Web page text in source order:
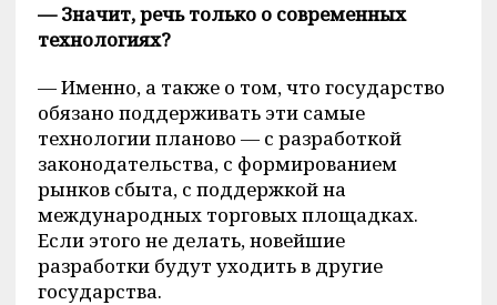
— Значит, речь только о современных
технологиях?
— Именно, а также о том, что государство
обязано поддерживать эти самые
технологии планово — с разработкой
законодательства, с формированием
рынков сбыта, с поддержкой на
международных торговых площадках.
Если этого не делать, новейшие
разработки будут уходить в другие
государства.